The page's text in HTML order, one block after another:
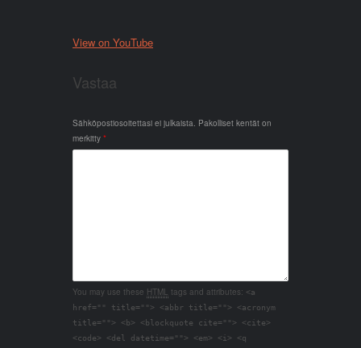
View on YouTube
Vastaa
Sähköpostiosoitettasi ei julkaista. Pakolliset kentät on
merkitty *
You may use these HTML tags and attributes: <a
href="" title=""> <abbr title=""> <acronym
title=""> <b> <blockquote cite=""> <cite>
<code> <del datetime=""> <em> <i> <q